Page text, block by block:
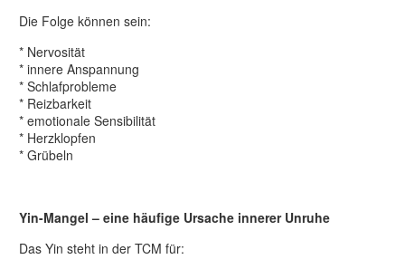
Die Folge können sein:
* Nervosität
* innere Anspannung
* Schlafprobleme
* Reizbarkeit
* emotionale Sensibilität
* Herzklopfen
* Grübeln
Yin-Mangel – eine häufige Ursache innerer Unruhe
Das Yin steht in der TCM für: